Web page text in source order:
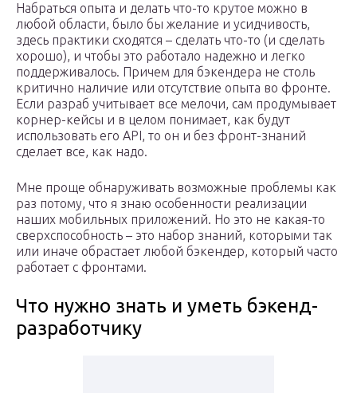
Набраться опыта и делать что-то крутое можно в
любой области, было бы желание и усидчивость,
здесь практики сходятся – сделать что-то (и сделать
хорошо), и чтобы это работало надежно и легко
поддерживалось. Причем для бэкендера не столь
критично наличие или отсутствие опыта во фронте.
Если разраб учитывает все мелочи, сам продумывает
корнер-кейсы и в целом понимает, как будут
использовать его API, то он и без фронт-знаний
сделает все, как надо.
Мне проще обнаруживать возможные проблемы как
раз потому, что я знаю особенности реализации
наших мобильных приложений. Но это не какая-то
сверхспособность – это набор знаний, которыми так
или иначе обрастает любой бэкендер, который часто
работает с фронтами.
Что нужно знать и уметь бэкенд-
разработчику